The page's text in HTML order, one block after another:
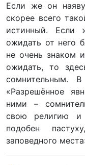
Если же он
скорее всего
истинный.
ожидать от него
не очень знаком
ожидать, то
сомнительным.
«Разрешённое
ними –
свою религию и
подобен
заповедного